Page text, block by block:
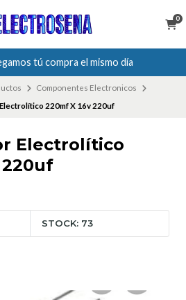
0
tú compra el mismo día
Componentes Electronicos
220mf X 16v 220uf
Electrolítico
220uf
STOCK: 73